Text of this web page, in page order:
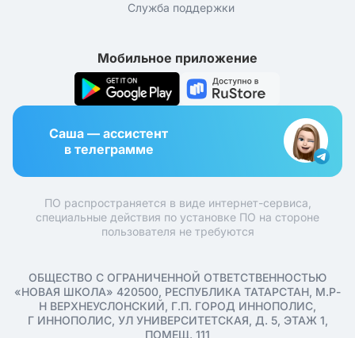
Служба поддержки
Мобильное приложение
Саша — ассистент
в телеграмме
ПО распространяется в виде интернет-сервиса,
специальные действия по установке ПО на стороне
пользователя не требуются
ОБЩЕСТВО С ОГРАНИЧЕННОЙ ОТВЕТСТВЕННОСТЬЮ
«НОВАЯ ШКОЛА» 420500, РЕСПУБЛИКА ТАТАРСТАН, М.Р-
Н ВЕРХНЕУСЛОНСКИЙ, Г.П. ГОРОД ИННОПОЛИС,
Г ИННОПОЛИС, УЛ УНИВЕРСИТЕТСКАЯ, Д. 5, ЭТАЖ 1,
ПОМЕЩ. 111